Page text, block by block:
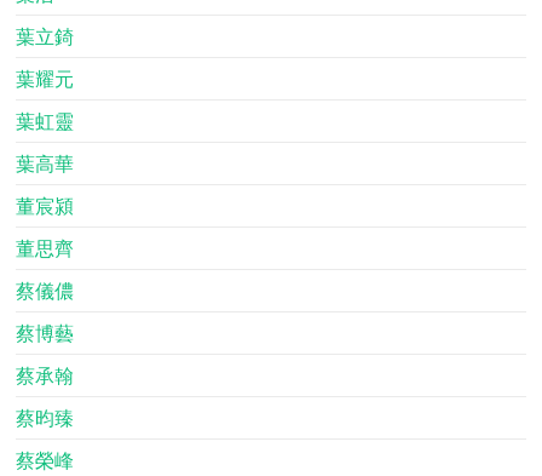
葉立錡
葉耀元
葉虹靈
葉高華
董宸潁
董思齊
蔡儀儂
蔡博藝
蔡承翰
蔡昀臻
蔡榮峰